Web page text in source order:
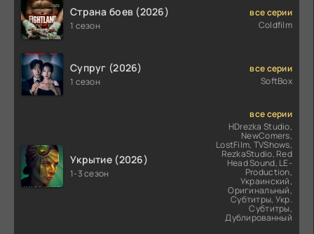
Страна боев (2026)
1 сезон
все серии
Coldfilm
Супруг (2026)
1 сезон
все серии
SoftBox
Укрытие (2026)
1-3 сезон
все серии
HDrezka Studio,
NewComers,
LostFilm, TVShows,
RezkaStudio, Red
Head Sound, LE-
Production,
Украинский,
Оригинальный,
Субтитры, Укр.
Субтитры,
Дублированный